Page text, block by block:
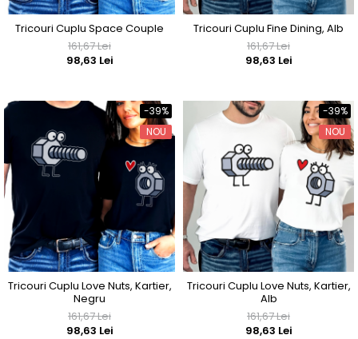
Tricouri Cuplu Space Couple
161,67 Lei
98,63 Lei
Tricouri Cuplu Fine Dining, Alb
161,67 Lei
98,63 Lei
-39%
NOU
Tricouri Cuplu Love Nuts, Kartier,
Negru
161,67 Lei
98,63 Lei
-39%
NOU
Tricouri Cuplu Love Nuts, Kartier,
Alb
161,67 Lei
98,63 Lei